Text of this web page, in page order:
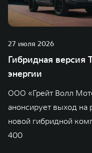
27 июля 2026
Гибридная версия
энергии
ООО «Грейт Волл
анонсирует выход на
новой гибридной
400